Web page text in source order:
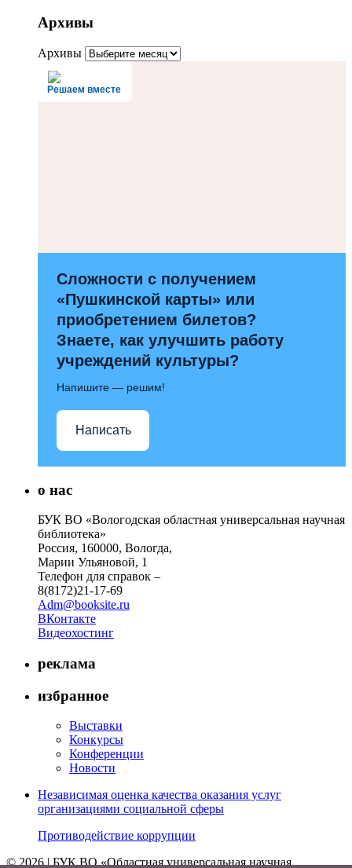
Архивы
Архивы
Решаем вместе
Сложности с получением
«Пушкинской карты» или
приобретением билетов?
Знаете, как улучшить работу
учреждений культуры?
Напишите — решим!
Написать
о нас
БУК ВО «Вологодская областная универсальная научная
библиотека»
Россия, 160000, Вологда,
Марии Ульяновой, 1
Телефон для справок –
8(8172)21-17-69
Adm@booksite.ru
ВКонтакте
Видеохостинг
реклама
избранное
Выставки
Конкурсы
Конференции
Новости
Независимая оценка качества оказания услуг
организациями социальной сферы
Противодействие коррупции
© 2026 | БУК ВО «Областная универсальная научная